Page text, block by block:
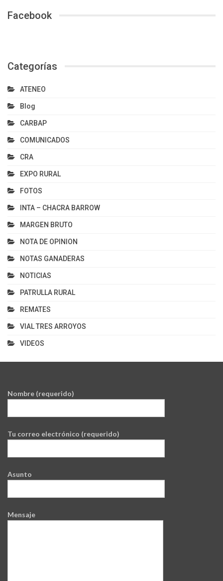
Facebook
Categorías
ATENEO
Blog
CARBAP
COMUNICADOS
CRA
EXPO RURAL
FOTOS
INTA – CHACRA BARROW
MARGEN BRUTO
NOTA DE OPINION
NOTAS GANADERAS
NOTICIAS
PATRULLA RURAL
REMATES
VIAL TRES ARROYOS
VIDEOS
Nombre (requerido)
Tu correo electrónico (requerido)
Asunto
Mensaje